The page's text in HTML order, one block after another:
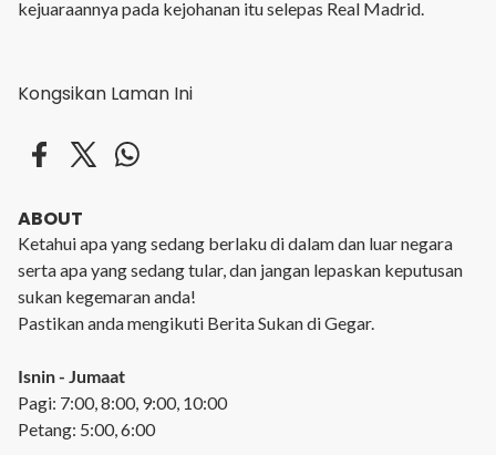
kejuaraannya pada kejohanan itu selepas Real Madrid.
Kongsikan Laman Ini
ABOUT
Ketahui apa yang sedang berlaku di dalam dan luar negara
serta apa yang sedang tular, dan jangan lepaskan keputusan
sukan kegemaran anda!
Pastikan anda mengikuti Berita Sukan di Gegar.
Isnin - Jumaat
Pagi: 7:00, 8:00, 9:00, 10:00
Petang: 5:00, 6:00